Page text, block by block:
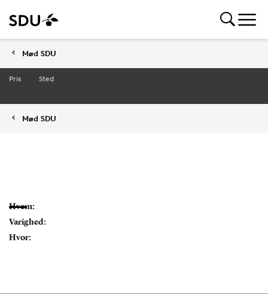
Mød SDU
Pris Sted
Mød SDU
Hvem:
Varighed:
Hvor: